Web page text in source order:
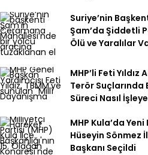
Suriye’nin
Şam’da Şiddetli
Ölü ve Yaralılar
MHP’li Feti Yıldız
Terör Suçlarında
Süreci Nasıl
MHP Kula’da
Hüseyin Sönmez
Başkanı Seçildi